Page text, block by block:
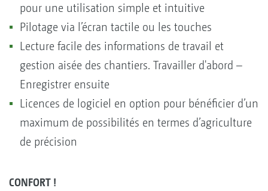
pour une utilisation simple et intuitive
Pilotage via l’écran tactile ou les touches
Lecture facile des informations de travail et
gestion aisée des chantiers. Travailler d'abord –
Enregistrer ensuite
Licences de logiciel en option pour bénéficier d’un
maximum de possibilités en termes d’agriculture
de précision
CONFORT !